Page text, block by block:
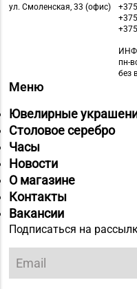
ул. Смоленская, 33 (офис)
пн-
без
Меню
Ювелирные
Столовое серебро
Часы
Новости
О магазине
Контакты
Вакансии
Подписаться на